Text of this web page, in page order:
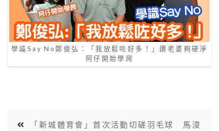
學識Say No鄭俊弘：「我放鬆咗好多！」讚老婆夠硬淨
阿仔開始學爬
「新城體育會」首次活動切磋羽毛球 馬浚